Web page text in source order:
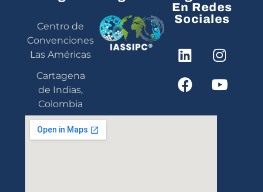
Centro de
Convenciones
Las Américas
Cartagena
de Indias,
Colombia
En Redes
Sociales